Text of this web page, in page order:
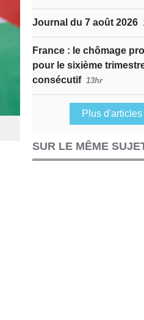
Journal du 7 août 2026
France : le chômage
pour le sixième
consécutif 13hr
Plus d'articles
SUR LE MÊME